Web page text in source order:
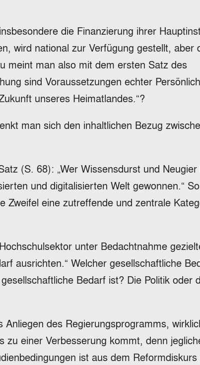
die Finanzierung ihrer
wird national zur Verfügung gestellt, aber
meint man also mit dem ersten Satz des
sind Voraussetzungen echter
unseres Heimatlandes.“?
man sich den inhaltlichen Bezug
(S. 68): „Wer Wissensdurst und
und digitalisierten Welt gewonnen.“
Zweifel eine zutreffende und zentrale
unter Bedachtnahme
ausrichten.“ Welcher gesellschaftliche
Bedarf ist? Die Politik oder
Anliegen des Regierungsprogramms,
einer Verbesserung kommt, denn
ist aus dem